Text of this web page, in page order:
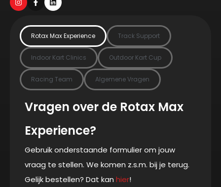
Rotax Max Experience Track Support
Indoor Kart Clinics Outdoor Kart Cup
Racing Team Algemene Vragen
Vragen over de Rotax Max
Experience?
Gebruik onderstaande formulier om jouw
vraag te stellen. We komen z.s.m. bij je terug.
Gelijk bestellen? Dat kan hier!